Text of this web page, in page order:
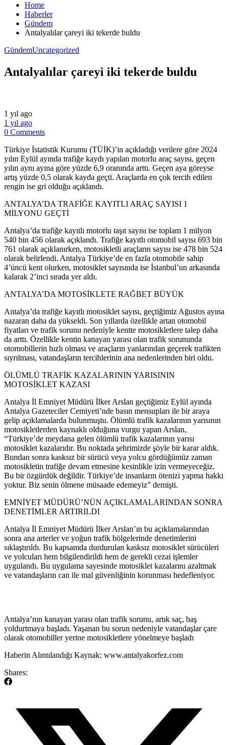
Home
Haberler
Gündem
Antalyalılar çareyi iki tekerde buldu
GündemUncategorized
Antalyalılar çareyi iki tekerde buldu
1 yıl ago
1 yıl ago
0 Comments
Türkiye İstatistik Kurumu (TÜİK)’in açıkladığı verilere göre 2024
yılın Eylül ayında trafiğe kaydı yapılan motorlu araç sayısı, geçen
yılın aynı ayına göre yüzde 6,9 oranında arttı. Geçen aya göreyse
artış yüzde 0,5 olarak kayda geçti. Araçlarda en çok tercih edilen
rengin ise gri olduğu açıklandı.
ANTALYA’DA TRAFİĞE KAYITLI ARAÇ SAYISI 1
MİLYONU GEÇTİ
Antalya’da trafiğe kayıtlı motorlu taşıt sayısı ise toplam 1 milyon
540 bin 456 olarak açıklandı. Trafiğe kayıtlı otomobil sayısı 693 bin
761 olarak açıklanırken, motosikletli araçların sayısı ise 478 bin 524
olarak belirlendi. Antalya Türkiye’de en fazla otomobile sahip
4’üncü kent olurken, motosiklet sayısında ise İstanbul’un arkasında
kalarak 2’inci sırada yer aldı.
ANTALYA’DA MOTOSİKLETE RAĞBET BÜYÜK
Antalya’da trafiğe kayıtlı motosiklet sayısı, geçtiğimiz Ağustos ayına
nazaran daha da yükseldi. Son yıllarda özellikle artan otomobil
fiyatları ve trafik sorunu nedeniyle kentte motosikletlere talep daha
da arttı. Özellikle kentin kanayan yarası olan trafik sorununda
otomobillerin hızlı olması ve araçların yanlarından geçerek trafikten
sıyrılması, vatandaşların tercihlerinin ana nedenlerinden biri oldu.
ÖLÜMLÜ TRAFİK KAZALARININ YARISININ
MOTOSİKLET KAZASI
Antalya İl Emniyet Müdürü İlker Arslan geçtiğimiz Eylül ayında
Antalya Gazeteciler Cemiyeti’nde basın mensupları ile bir araya
gelip açıklamalarda bulunmuştu. Ölümlü trafik kazalarının yarısının
motosikletlerden kaynaklı olduğuna vurgu yapan Arslan,
“Türkiye’de meydana gelen ölümlü trafik kazalarının yarısı
motosiklet kazalarıdır. Bu noktada şehrimizde şöyle bir karar aldık.
Bundan sonra kasksız bir sürücü veya yolcu gördüğümüz zaman
motosikletin trafiğe devam etmesine kesinlikle izin vermeyeceğiz.
Bu bir özgürdük değildir. Türkiye’de insanların ötenizi yapma hakkı
yoktur. Biz senin ölmene müsaade edemeyiz” demişti.
EMNİYET MÜDÜRÜ’NÜN AÇIKLAMALARINDAN SONRA
DENETİMLER ARTIRILDI
Antalya İl Emniyet Müdürü İlker Arslan’ın bu açıklamalarından
sonra ana arterler ve yoğun trafik bölgelerinde denetimlerini
sıklaştırıldı. Bu kapsamda durdurulan kasksız motosiklet sürücüleri
ve yolcuları hem bilgilendirildi hem de gerekli cezai işlemler
uygulandı. Bu uygulama sayesinde motosiklet kazalarını azaltmak
ve vatandaşların can ile mal güvenliğinin korunması hedefleniyor.
​Antalya’nın kanayan yarası olan trafik sorunu, artık saç, baş
yoldurtmaya başladı. Yaşanan bu sorun nedeniyle vatandaşlar çare
olarak otomobiller yerine motosikletlere yönelmeye başladı
​Haberin Alıntılandığı Kaynak: www.antalyakorfez.com
Shares: